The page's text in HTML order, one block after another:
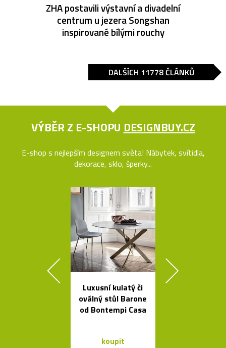
ZHA postavili výstavní a divadelní
centrum u jezera Songshan
inspirované bílými rouchy
DALŠÍCH 11778 ČLÁNKŮ
VÝBĚR Z E-SHOPU DESIGNBUY.CZ
E-shop s nejlepším designem světa! Nábytek, svítidla,
dekorace, sklo, šperky...
Luxusní kulatý či
oválný stůl Barone
od Bontempi Casa
koupit